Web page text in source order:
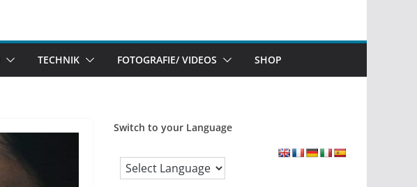
TECHNIK FOTOGRAFIE/ VIDEOS SHOP
Switch to your Language